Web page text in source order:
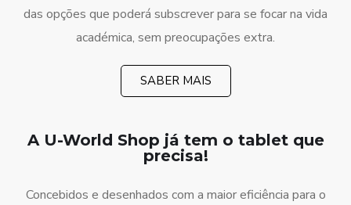
das opções que poderá subscrever para se focar na vida
académica, sem preocupações extra.
SABER MAIS
A U-World Shop já tem o tablet que
precisa!
Concebidos e desenhados com a maior eficiência para o